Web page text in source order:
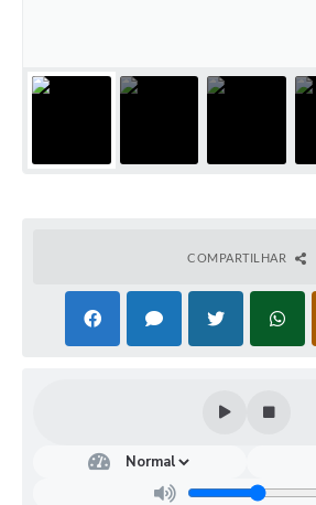
Serviços Online
COMPARTILHAR